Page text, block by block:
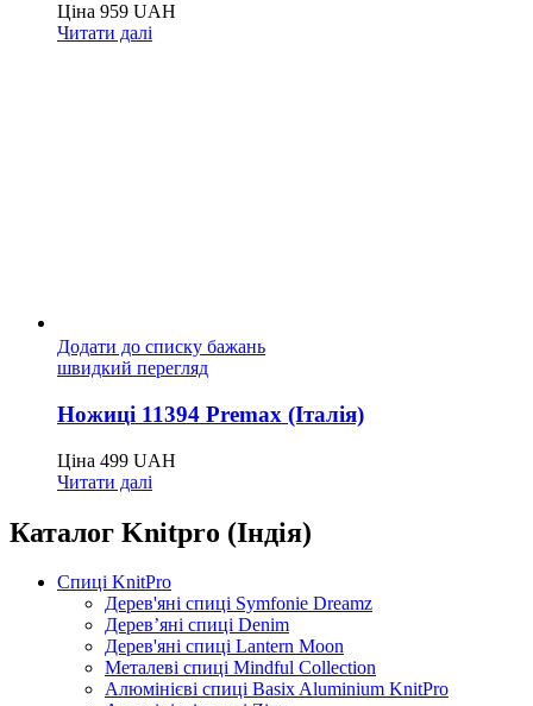
Ціна 959 UAH
Читати далі
Додати до списку бажань
швидкий перегляд
Ножиці 11394 Premax (Італія)
Ціна 499 UAH
Читати далі
Каталог Knitpro (Індія)
Спиці KnitPro
Дерев'яні спиці Symfonie Dreamz
Дерев’яні спиці Denim
Дерев'яні спиці Lantern Moon
Металеві спиці Mindful Collection
Алюмінієві спиці Basix Aluminium KnitPro